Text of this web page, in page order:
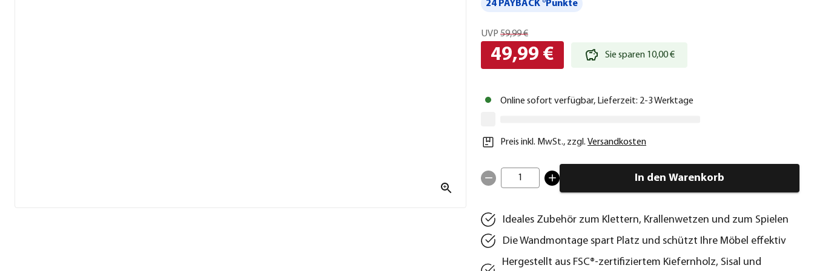
24 PAYBACK °Punkte
UVP 59,99 €
49,99 € Sie sparen 10,00 €
Online sofort verfügbar, Lieferzeit: 2-3 Werktage
Preis inkl. MwSt., zzgl. Versandkosten
1 In den Warenkorb
Ideales Zubehör zum Klettern, Krallenwetzen und zum Spielen
Die Wandmontage spart Platz und schützt Ihre Möbel effektiv
Hergestellt aus FSC®-zertifiziertem Kiefernholz, Sisal und